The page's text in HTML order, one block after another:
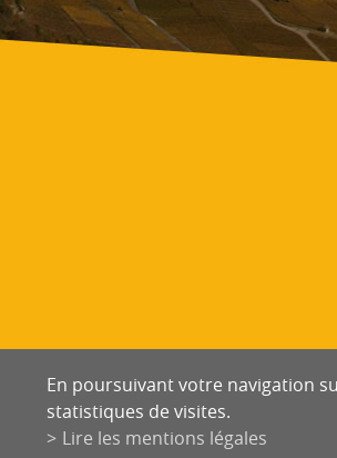
En poursuivant votre navigation
statistiques de visites.
Lire les mentions légales